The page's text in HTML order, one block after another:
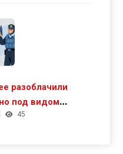
разоблачили
под видом
45